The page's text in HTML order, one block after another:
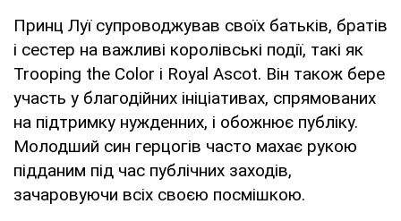
Принц Луї супроводжував своїх батьків, братів
і сестер на важливі королівські події, такі як
Trooping the Color i Royal Ascot. Він також бере
участь у благодійних ініціативах, спрямованих
на підтримку нужденних, і обожнює публіку.
Молодший син герцогів часто махає рукою
підданим під час публічних заходів,
зачаровуючи всіх своєю посмішкою.